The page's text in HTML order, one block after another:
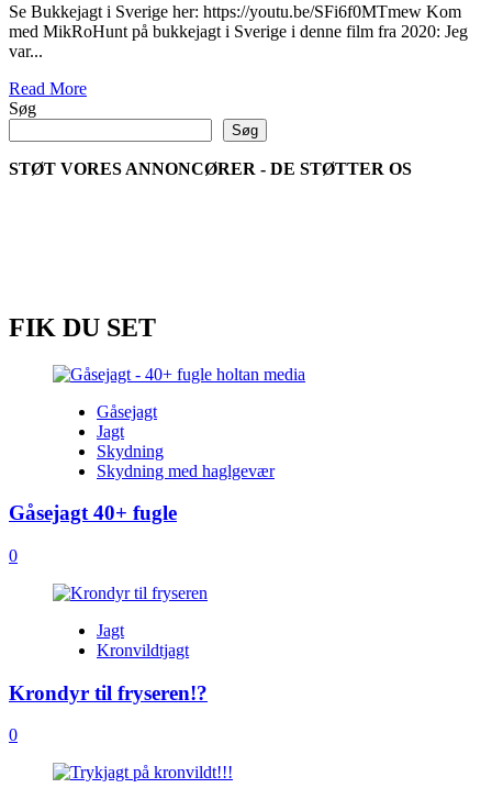
Se Bukkejagt i Sverige her: https://youtu.be/SFi6f0MTmew Kom
med MikRoHunt på bukkejagt i Sverige i denne film fra 2020: Jeg
var...
Read MoreRead
MikRoHunt:
Bukkejagt
Søg
Søg
STØT VORES ANNONCØRER - DE STØTTER OS
FIK DU SET
Gåsejagt
Jagt
Skydning
Skydning med haglgevær
Gåsejagt 40+ fugle
0
Jagt
Kronvildtjagt
Krondyr til fryseren!?
0